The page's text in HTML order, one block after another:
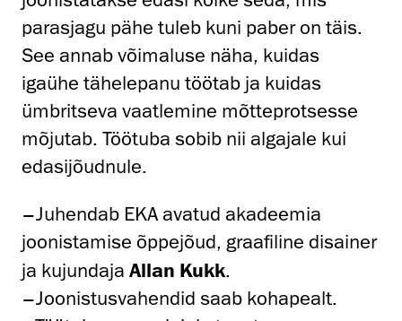
parasjagu pähe tuleb kuni paber on täis.
See annab võimaluse näha, kuidas
igaühe tähelepanu töötab ja kuidas
ümbritseva vaatlemine mõtteprotsesse
mõjutab. Töötuba sobib nii algajale kui
edasijõudnule.
–Juhendab EKA avatud akadeemia
joonistamise õppejõud, graafiline disainer
ja kujundaja Allan Kukk.
–Joonistusvahendid saab kohapealt.